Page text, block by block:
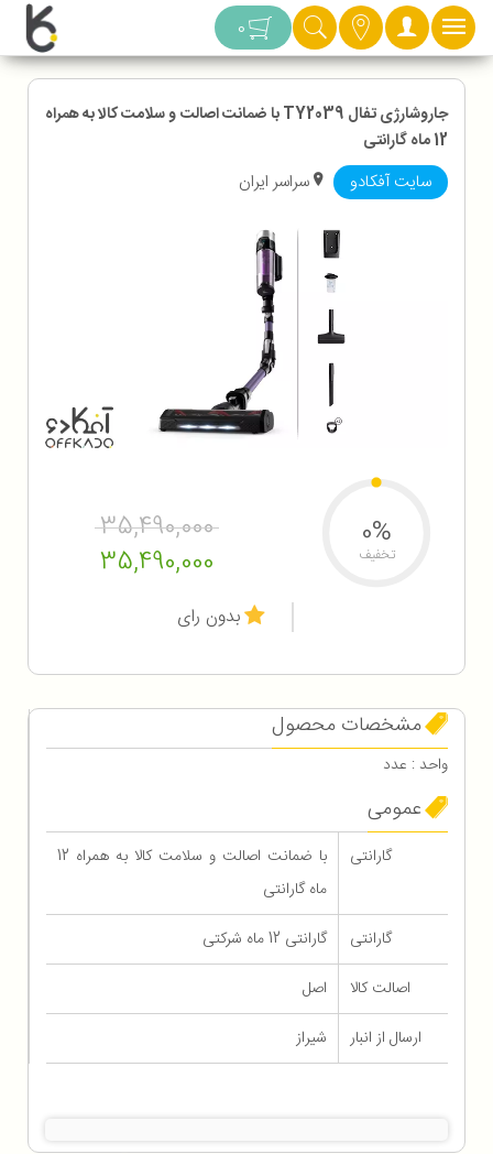
دسته بندی 0
جاروشارژی تفال TY2039 با ضمانت اصالت و سلامت کالا به همراه
12 ماه گارانتی
سایت آفکادو سراسر ایران
35,490,000
35,490,000
0%
تخفیف
بدون رای
مشخصات محصول
واحد : عدد
عمومی
گارانتی
با ضمانت اصالت و سلامت کالا به همراه 12
ماه گارانتی
گارانتی
گارانتی 12 ماه شرکتی
اصالت کالا
اصل
ارسال از انبار
شیراز